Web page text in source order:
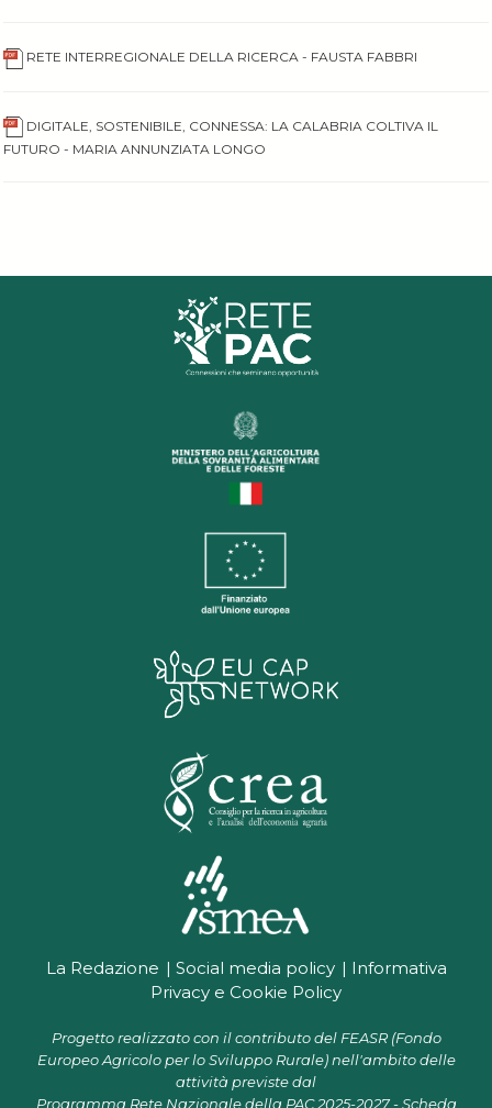
RETE INTERREGIONALE DELLA RICERCA - FAUSTA FABBRI
DIGITALE, SOSTENIBILE, CONNESSA: LA CALABRIA COLTIVA IL
FUTURO - MARIA ANNUNZIATA LONGO
La Redazione Social media policy
Informativa
Privacy e Cookie Policy
Progetto realizzato con il contributo del FEASR (Fondo
Europeo Agricolo per lo Sviluppo Rurale) nell'ambito delle
attività previste dal
Programma Rete Nazionale della PAC 2025-2027 - Scheda